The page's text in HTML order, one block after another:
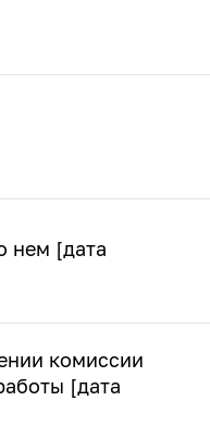
нем [дата
комиссии
[дата